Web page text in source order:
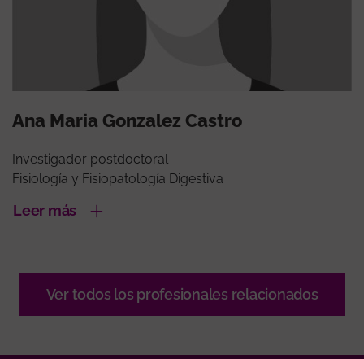
Ana Maria Gonzalez Castro
Investigador postdoctoral
Fisiología y Fisiopatología Digestiva
Leer más
Ver todos los profesionales relacionados